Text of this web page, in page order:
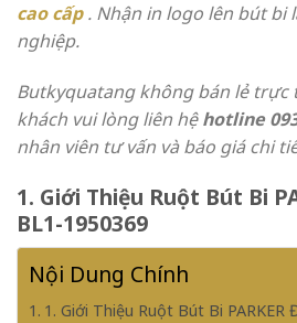
cao cấp. Nhận in logo lên bút bi
nghiệp.
Butkyquatang không bán lẻ trực
khách vui lòng liên hệhotline
nhân viên tư vấn và báo giá chi
1. Giới Thiệu Ruột Bút Bi
BL1-1950369
Nội Dung Chính
1. Giới Thiệu Ruột Bút Bi PARKER